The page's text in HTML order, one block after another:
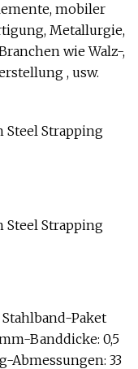
mobiler
Metallurgie,
wie Walz-,
, usw.
Paket
Banddicke: 0,5
Abmessungen: 33